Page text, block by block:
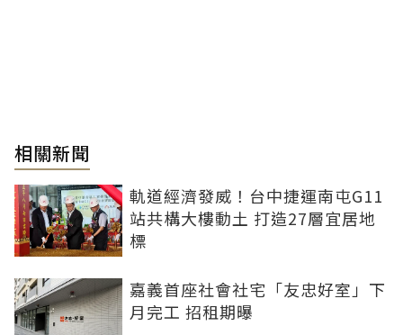
相關新聞
軌道經濟發威！台中捷運南屯G11
站共構大樓動土 打造27層宜居地
標
嘉義首座社會社宅「友忠好室」下
月完工 招租期曝